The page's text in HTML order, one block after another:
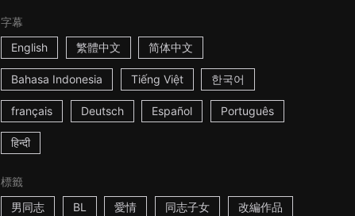
字幕
English
繁體中文 简体中文
Bahasa Indonesia Tiếng Việt 한국어
français Deutsch Español Português
हिन्दी
標籤
男同志
BL 愛情 同志子女 改編作品